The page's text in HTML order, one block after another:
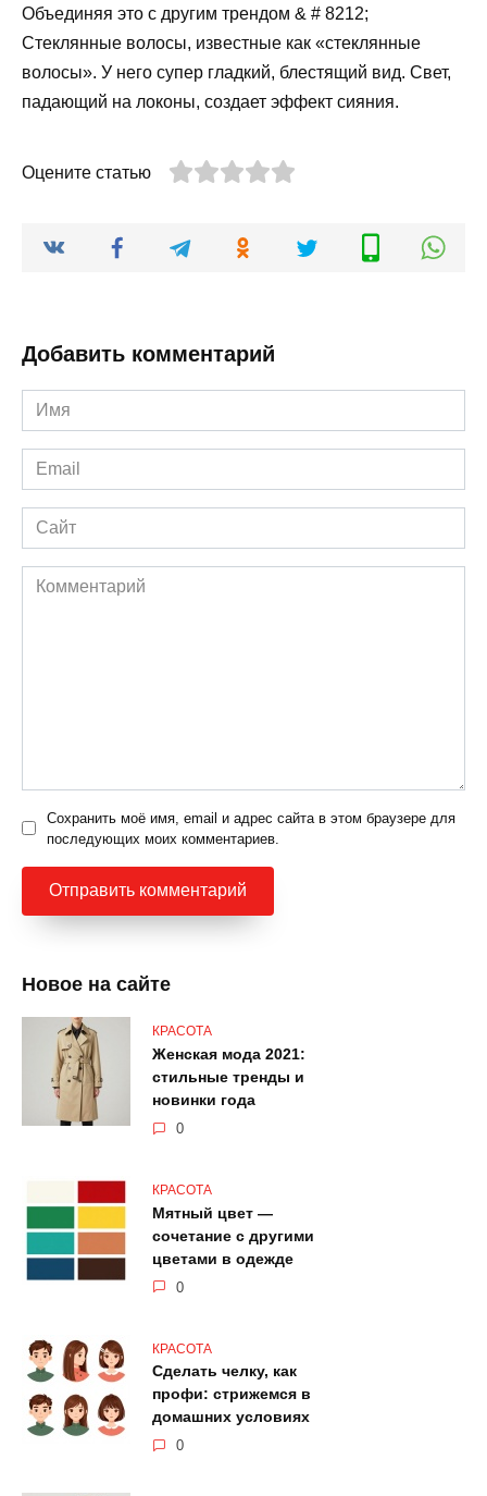
Объединяя это с другим трендом & # 8212;
Стеклянные волосы, известные как «стеклянные
волосы». У него супер гладкий, блестящий вид. Свет,
падающий на локоны, создает эффект сияния.
Оцените статью
Добавить комментарий
Имя
*
Email
*
Сайт
Комментарий
Сохранить моё имя, email и адрес сайта в этом браузере для
последующих моих комментариев.
Новое на сайте
КРАСОТА
Женская мода 2021:
стильные тренды и
новинки года
0
КРАСОТА
Мятный цвет —
сочетание с другими
цветами в одежде
0
КРАСОТА
Сделать челку, как
профи: стрижемся в
домашних условиях
0